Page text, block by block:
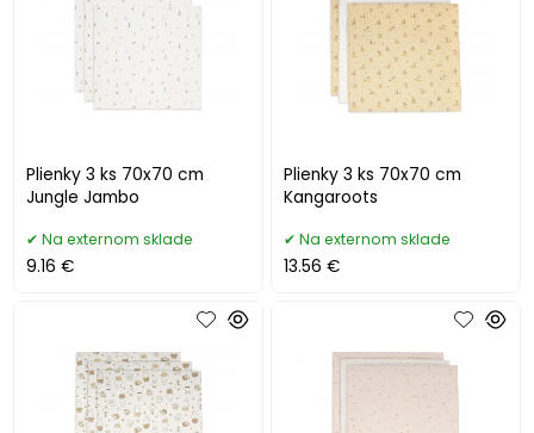
Plienky 3 ks 70x70 cm
Jungle Jambo
Na externom sklade
9.16 €
Plienky 3 ks 70x70 cm
Kangaroots
Na externom sklade
13.56 €